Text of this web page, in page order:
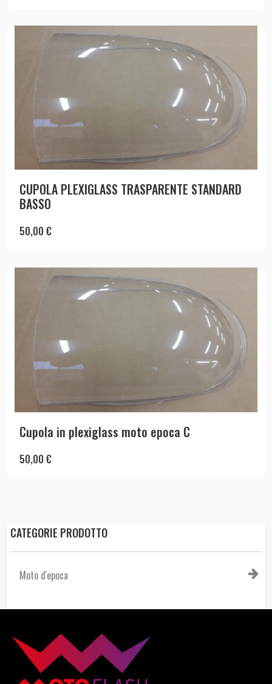
CATEGORIE PRODOTTO
Moto d'epoca
CUPOLA PLEXIGLASS TRASPARENTE STANDARD
BASSO
50,00 €
Cupola in plexiglass moto epoca C
50,00 €